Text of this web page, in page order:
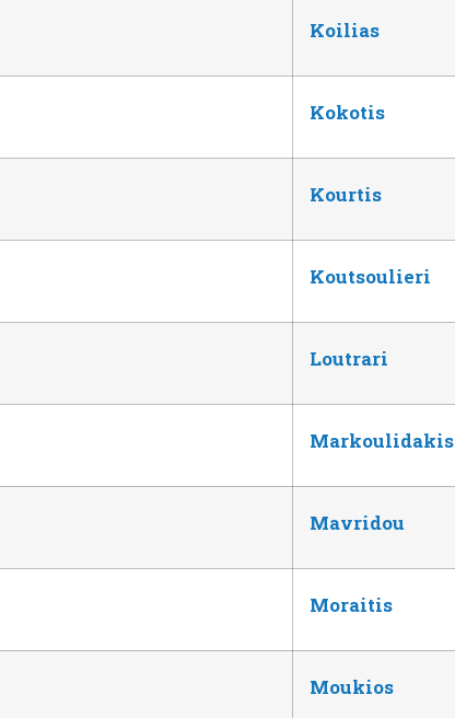
Koilias
Kokotis
Kourtis
Koutsoulieri
Loutrari
Markoulidakis
Mavridou
Moraitis
Moukios